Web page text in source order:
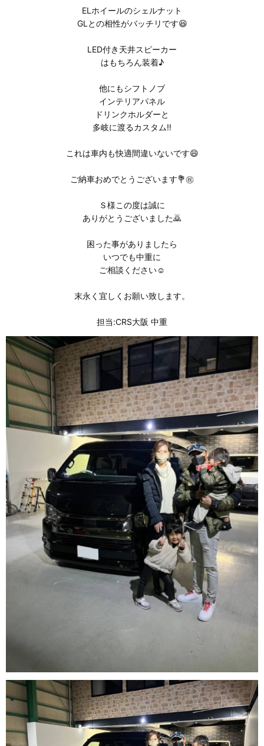
ELホイールのシェルナット
GLとの相性がバッチリです😆
LED付き天井スピーカー
はもちろん装着♪
他にもシフトノブ
インテリアパネル
ドリンクホルダーと
多岐に渡るカスタム‼️
これは車内も快適間違いないです😄
ご納車おめでとうございます💐㊗️
Ｓ様この度は誠に
ありがとうございました⁡🙇
困った事がありましたら
いつでも中重に
ご相談ください☺️
末永く宜しくお願い致します。
担当:CRS大阪 中重